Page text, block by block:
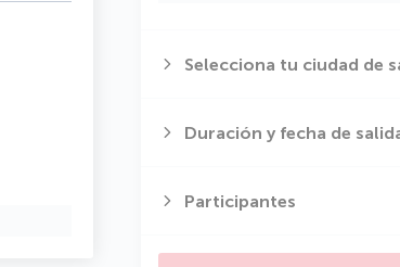
Selecciona tu ciudad de
Duración y fecha de
Participantes